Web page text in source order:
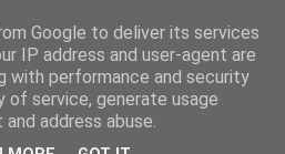
Google to deliver its services
IP address and user-agent are
with performance and security
service, generate usage
address abuse.